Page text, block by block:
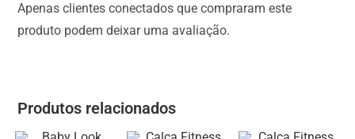
Apenas clientes conectados que compraram este
produto podem deixar uma avaliação.
Produtos relacionados